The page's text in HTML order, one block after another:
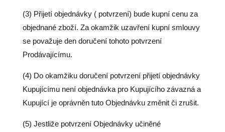
(3) Přijetí objednávky ( potvrzení) bude kupní cenu za
objednané zboží. Za okamžik uzavření kupní smlouvy
se považuje den doručení tohoto potvrzení
Prodávajícímu.
(4) Do okamžiku doručení potvrzení přijetí objednávky
Kupujícímu není objednávka pro Kupujícího závazná a
Kupující je oprávněn tuto Objednávku změnit či zrušit.
(5) Jestliže potvrzení Objednávky učiněné